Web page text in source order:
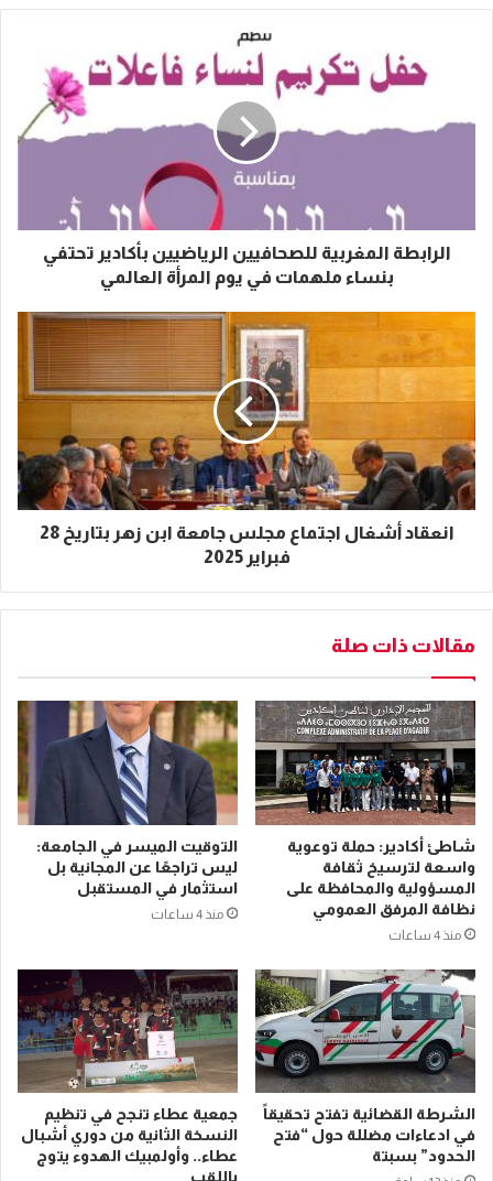
الرابطة المغربية للصحافيين الرياضيين بأكادير تحتفي
بنساء ملهمات في يوم المرأة العالمي
انعقاد أشغال اجتماع مجلس جامعة ابن زهر بتاريخ 28
فبراير 2025
مقالات ذات صلة
شاطئ أكادير: حملة توعوية
واسعة لترسيخ ثقافة
المسؤولية والمحافظة على
نظافة المرفق العمومي
منذ 4 ساعات
التوقيت الميسر في الجامعة:
ليس تراجعًا عن المجانية بل
استثمار في المستقبل
منذ 4 ساعات
الشرطة القضائية تفتح تحقيقاً
في ادعاءات مضللة حول “فتح
الحدود” بسبتة
جمعية عطاء تنجح في تنظيم
النسخة الثانية من دوري أشبال
عطاء.. وأولمبيك الهدوء يتوج
باللقب